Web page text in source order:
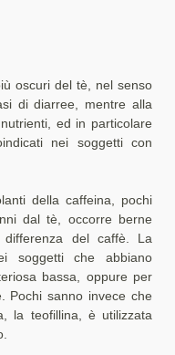
oscuri del tè, nel senso
di diarree, mentre alla
ed in particolare
nei soggetti con
della caffeina, pochi
dal tè, occorre berne
del caffè. La
soggetti che abbiano
bassa, oppure per
Pochi sanno invece che
la teofillina, è utilizzata